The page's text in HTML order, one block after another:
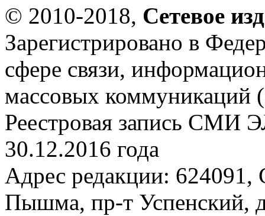
© 2010-2018, Сетевое
Зарегистрировано в
сфере связи,
массовых коммуникаций
Реестровая запись СМИ
30.12.2016 года
Адрес редакции: 624091,
Пышма, пр-т Успенский,